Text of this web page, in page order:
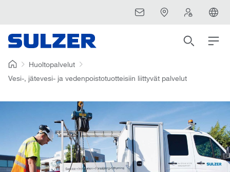
Huoltopalvelut
Vesi-, jätevesi- ja vedenpoistotuotteisiin liittyvät palvelut